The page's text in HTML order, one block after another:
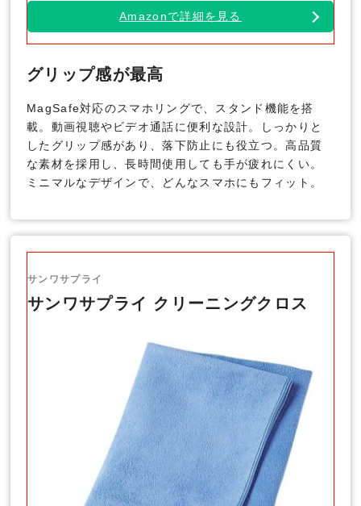
Amazonで詳細を見る
グリップ感が最高
MagSafe対応のスマホリングで、スタンド機能を搭
載。動画視聴やビデオ通話に便利な設計。しっかりと
したグリップ感があり、落下防止にも役立つ。高品質
な素材を採用し、長時間使用しても手が疲れにくい。
ミニマルなデザインで、どんなスマホにもフィット。
サンワサプライ
サンワサプライ クリーニングクロス